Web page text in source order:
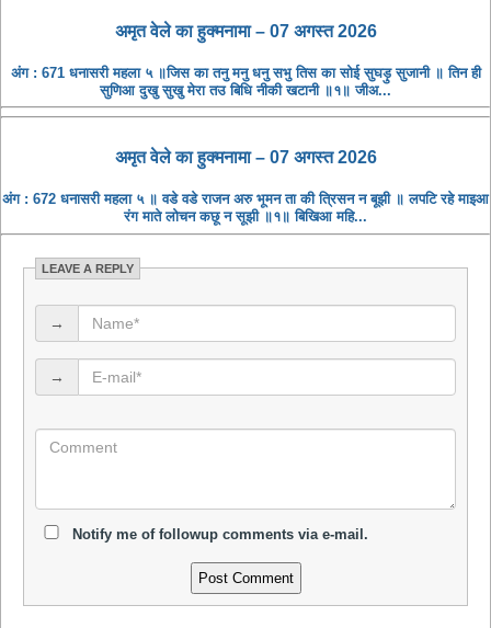
अमृत ​​वेले का हुक्मनामा – 07 अगस्त 2026
अंग : 671 धनासरी महला ५ ॥जिस का तनु मनु धनु सभु तिस का सोई सुघड़ु सुजानी ॥ तिन ही
सुणिआ दुखु सुखु मेरा तउ बिधि नीकी खटानी ॥१॥ जीअ...
अमृत ​​वेले का हुक्मनामा – 07 अगस्त 2026
अंग : 672 धनासरी महला ५ ॥ वडे वडे राजन अरु भूमन ता की त्रिसन न बूझी ॥ लपटि रहे माइआ
रंग माते लोचन कछू न सूझी ॥१॥ बिखिआ महि...
LEAVE A REPLY
→
→
Notify me of followup comments via e-mail.